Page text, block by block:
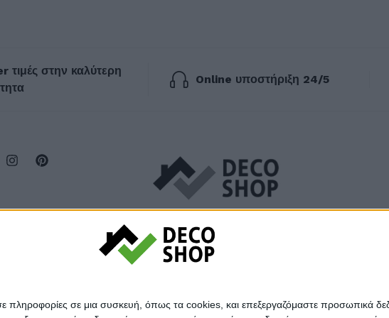
πληροφορίες σε μια συσκευή, όπως τα cookies, και επεξεργαζόμαστε προσωπικά
τιμές στην καλύτερη
Online υποστήριξη 24/5